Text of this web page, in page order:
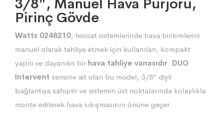
3/8″, Manuel Hava Purjörü,
Pirinç Gövde
Watts 0248210, tesisat sistemlerinde hava birikimlerini
manuel olarak tahliye etmek için kullanılan, kompakt
yapılı ve dayanıklı bir hava tahliye vanasıdır. DUO
Intervent serisine ait olan bu model, 3/8” dişli
bağlantıya sahiptir ve sistemin üst noktalarında kolaylıkla
monte edilerek hava sıkışmasının önüne geçer.